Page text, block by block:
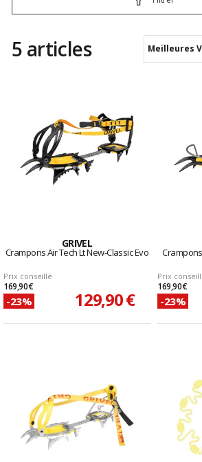
5 articles Meilleures
GRIVEL
Crampons Air Tech Lt New-Classic Evo
Prix conseillé
169,90 €
-23% 129,90 €
Prix
169,90 €
-23%